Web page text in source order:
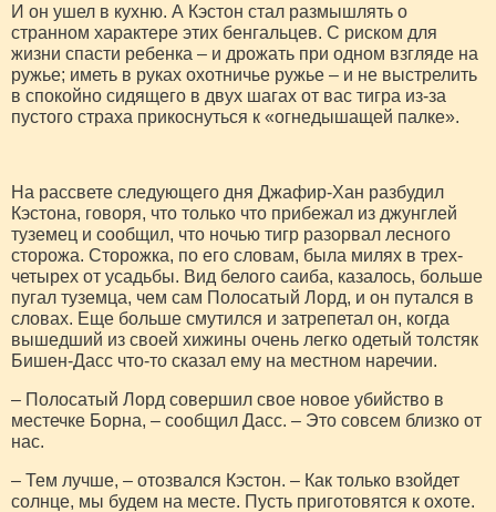
И он ушел в кухню. А Кэстон стал размышлять о
странном характере этих бенгальцев. С риском для
жизни спасти ребенка – и дрожать при одном взгляде на
ружье; иметь в руках охотничье ружье – и не выстрелить
в спокойно сидящего в двух шагах от вас тигра из-за
пустого страха прикоснуться к «огнедышащей палке».
На рассвете следующего дня Джафир-Хан разбудил
Кэстона, говоря, что только что прибежал из джунглей
туземец и сообщил, что ночью тигр разорвал лесного
сторожа. Сторожка, по его словам, была милях в трех-
четырех от усадьбы. Вид белого саиба, казалось, больше
пугал туземца, чем сам Полосатый Лорд, и он путался в
словах. Еще больше смутился и затрепетал он, когда
вышедший из своей хижины очень легко одетый толстяк
Бишен-Дасс что-то сказал ему на местном наречии.
– Полосатый Лорд совершил свое новое убийство в
местечке Борна, – сообщил Дасс. – Это совсем близко от
нас.
– Тем лучше, – отозвался Кэстон. – Как только взойдет
солнце, мы будем на месте. Пусть приготовятся к охоте.